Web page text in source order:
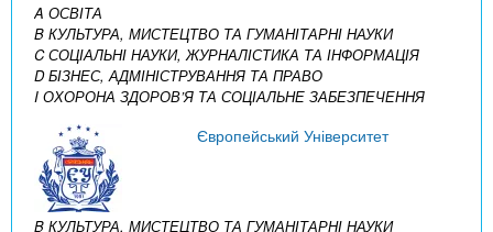
A ОСВІТА
B КУЛЬТУРА, МИСТЕЦТВО ТА ГУМАНІТАРНІ НАУКИ
C СОЦІАЛЬНІ НАУКИ, ЖУРНАЛІСТИКА ТА ІНФОРМАЦІЯ
D БІЗНЕС, АДМІНІСТРУВАННЯ ТА ПРАВО
I ОХОРОНА ЗДОРОВ’Я ТА СОЦІАЛЬНЕ ЗАБЕЗПЕЧЕННЯ
Європейський Університет
B КУЛЬТУРА, МИСТЕЦТВО ТА ГУМАНІТАРНІ НАУКИ